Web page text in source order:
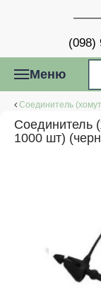
(098)
Меню
Соединитель
Соединитель
1000 шт)